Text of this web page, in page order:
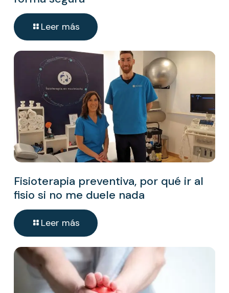
Leer más
Fisioterapia preventiva, por qué ir al
fisio si no me duele nada
Leer más